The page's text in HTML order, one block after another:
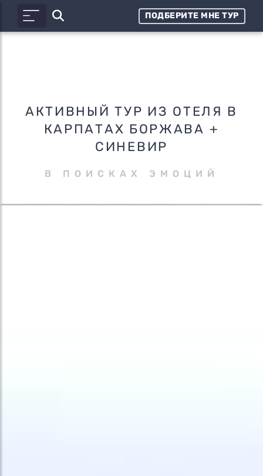
ПОДБЕРИТЕ МНЕ ТУР
АКТИВНЫЙ ТУР ИЗ ОТЕЛЯ В
КАРПАТАХ БОРЖАВА +
СИНЕВИР
В ПОИСКАХ ЭМОЦИЙ